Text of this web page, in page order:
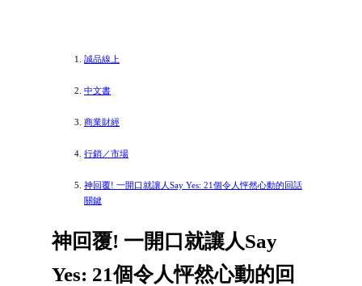
誠品線上
中文書
商業財經
行銷／市場
神回覆! 一開口就讓人Say Yes: 21個令人怦然心動的回話
關鍵
神回覆! 一開口就讓人Say
Yes: 21個令人怦然心動的回